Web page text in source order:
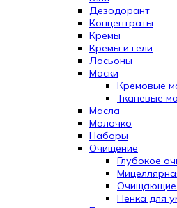
Дезодорант
Концентраты
Кремы
Кремы и гели
Лосьоны
Маски
Кремовые
Тканевые
Масла
Молочко
Наборы
Очищение
Глубокое
Очищающие
Пенка для